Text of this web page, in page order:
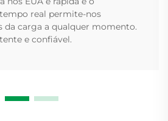
real permite-nos
da carga a qualquer momento.
e confiável.